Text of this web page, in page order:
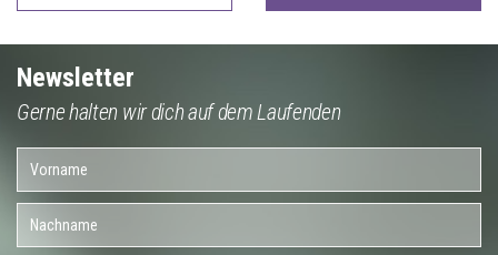
Newsletter
Gerne halten wir dich auf dem Laufenden